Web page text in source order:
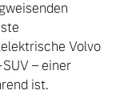
Volvo
– einer
ist.